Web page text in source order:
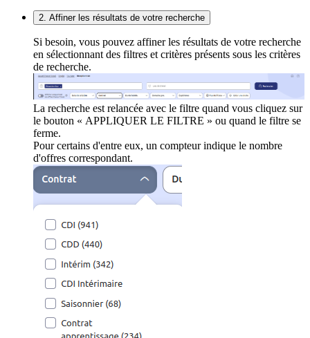
2. Affiner les résultats de votre recherche
Si besoin, vous pouvez affiner les résultats de votre recherche
en sélectionnant des filtres et critères présents sous les critères
de recherche.
La recherche est relancée avec le filtre quand vous cliquez sur
le bouton « APPLIQUER LE FILTRE » ou quand le filtre se
ferme.
Pour certains d'entre eux, un compteur indique le nombre
d'offres correspondant.